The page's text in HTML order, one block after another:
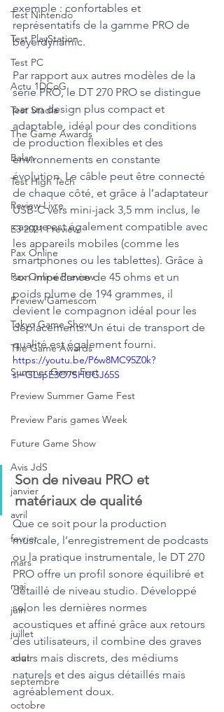
Test Nintendo
Test PlayStation
Test PC
Actu 1DCoG
Test Stadia
The Game Awards
Balan
Test High Tech
Review Livre
E3 2021 Preview
Pax Online
Pax Online Preview
Preview Gamescom
Tokyo Game Show
The Game Awards
Summer Game Fest
Preview Summer Game Fest
Preview Paris games Week
Future Game Show
Avis JdS
janvier
avril
fevrier
mars
mai
juin
juillet
aout
septembre
octobre
exemple : confortables et
représentatifs de la gamme PRO de
beyerdynamic.
Par rapport aux autres modèles de la
série PRO, le DT 270 PRO se distingue
par un design plus compact et
adaptable, idéal pour des conditions
de production flexibles et des
environnements en constante
évolution. Le câble peut être connecté
de chaque côté, et grâce à l’adaptateur
USB-C vers mini-jack 3,5 mm inclus, le
casque est également compatible avec
les appareils mobiles (comme les
smartphones ou les tablettes). Grâce à
son impédance de 45 ohms et un
poids plume de 194 grammes, il
devient le compagnon idéal pour les
déplacements. Un étui de transport de
qualité est également fourni.
https://youtu.be/P6w8MC95Z0k?
si=GLspE3O7SHUGJ65S
Son de niveau PRO et
matériaux de qualité
Que ce soit pour la production
musicale, l’enregistrement de podcasts
ou la pratique instrumentale, le DT 270
PRO offre un profil sonore équilibré et
détaillé de niveau studio. Développé
selon les dernières normes
acoustiques et affiné grâce aux retours
des utilisateurs, il combine des graves
clairs mais discrets, des médiums
naturels et des aigus détaillés mais
agréablement doux.